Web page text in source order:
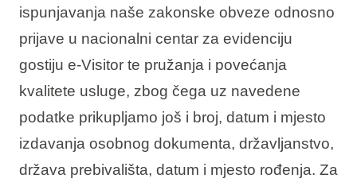
ispunjavanja naše zakonske obveze odnosno
prijave u nacionalni centar za evidenciju
gostiju e-Visitor te pružanja i povećanja
kvalitete usluge, zbog čega uz navedene
podatke prikupljamo još i broj, datum i mjesto
izdavanja osobnog dokumenta, državljanstvo,
država prebivališta, datum i mjesto rođenja. Za